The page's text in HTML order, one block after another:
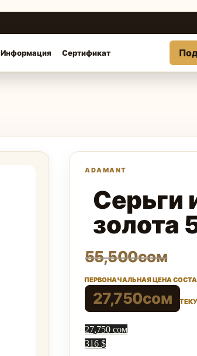
Информация Сертификат
Серьги
золота
55,500сом
ПЕРВОНАЧАЛЬНАЯ ЦЕНА
27,750сом
27,750 сом
316 $